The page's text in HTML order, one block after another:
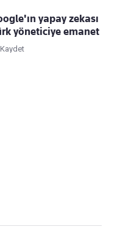
yapay zekası
yöneticiye emanet
Kaydet